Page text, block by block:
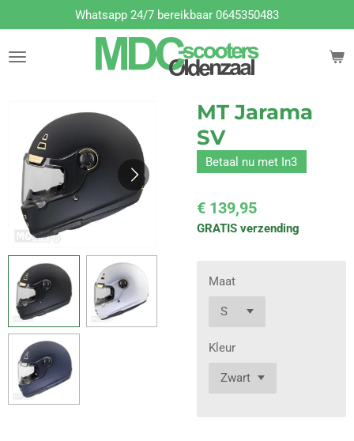
direct
naar
Whatsapp 24/7 bereikbaar 0645350483
MT Jarama
SV
Betaal nu met In3
€ 139,95
GRATIS verzending
Maat
Kleur